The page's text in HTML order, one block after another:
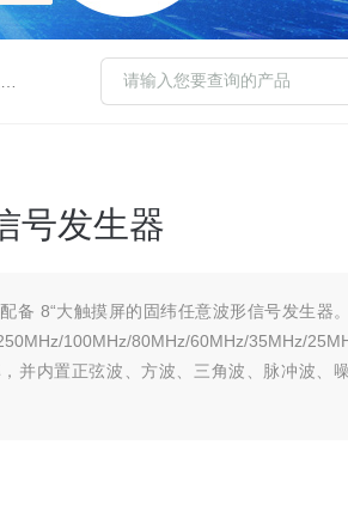
号发生器
备 8“大触摸屏的固纬任意波形信号发生器
100MHz/80MHz/60MHz/35MHz/
并内置正弦波、方波、三角波、脉冲波、